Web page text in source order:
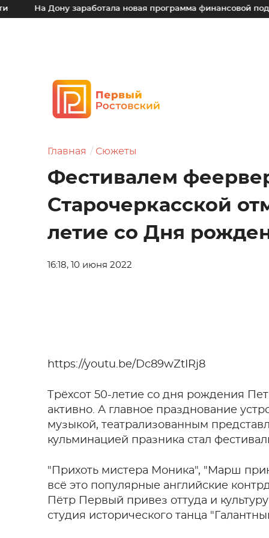
заработала новая программа финансовой поддержки
Главная Сюжеты
Фестивалем
Старочеркасской
летие со Дня
16:18, 10 июня 2022
https://youtu.be/Dc89wZtIRj8
Трёхсот 50-летие со дня рождения
активно. А главное празднование
музыкой, театрализованным
кульминацией празника стал
"Прихоть мистера Моника", "Марш
всё это популярные английские
Пётр Первый привез оттуда и
студия исторического танца